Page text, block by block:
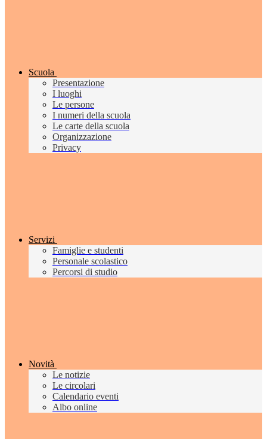
Scuola
Presentazione
I luoghi
Le persone
I numeri della scuola
Le carte della scuola
Organizzazione
Privacy
Servizi
Famiglie e studenti
Personale scolastico
Percorsi di studio
Novità
Le notizie
Le circolari
Calendario eventi
Albo online